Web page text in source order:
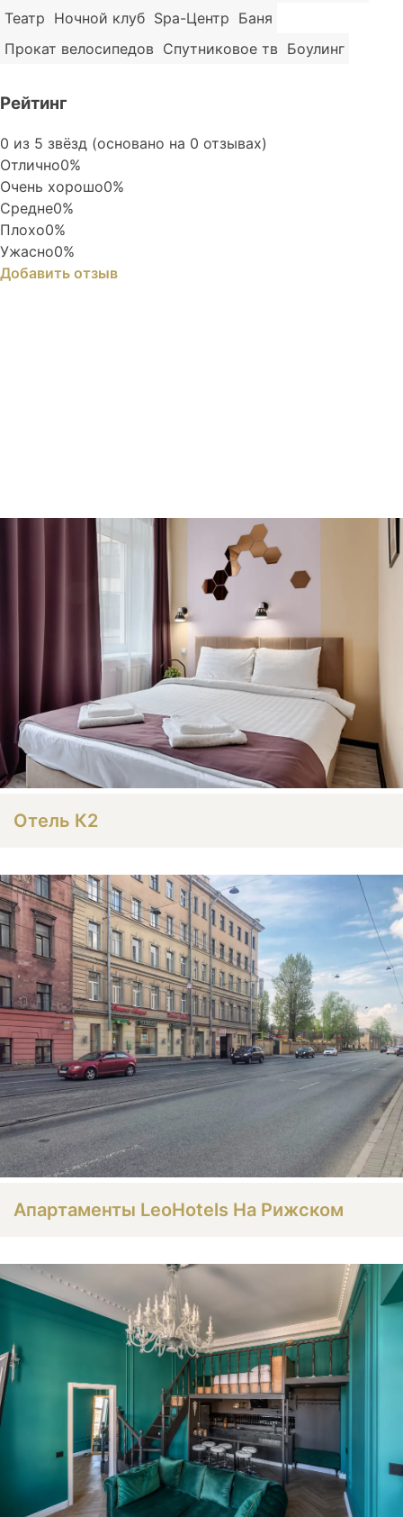
Театр Ночной клуб Spa-Центр Баня
Прокат велосипедов Спутниковое тв Боулинг
Рейтинг
Rated
0
out
of
5
0 из 5 звёзд (основано на 0 отзывах)
Отлично0%
Очень хорошо0%
Средне0%
Плохо0%
Ужасно0%
Добавить отзыв
Отель К2
Апартаменты LeoHotels На Рижском